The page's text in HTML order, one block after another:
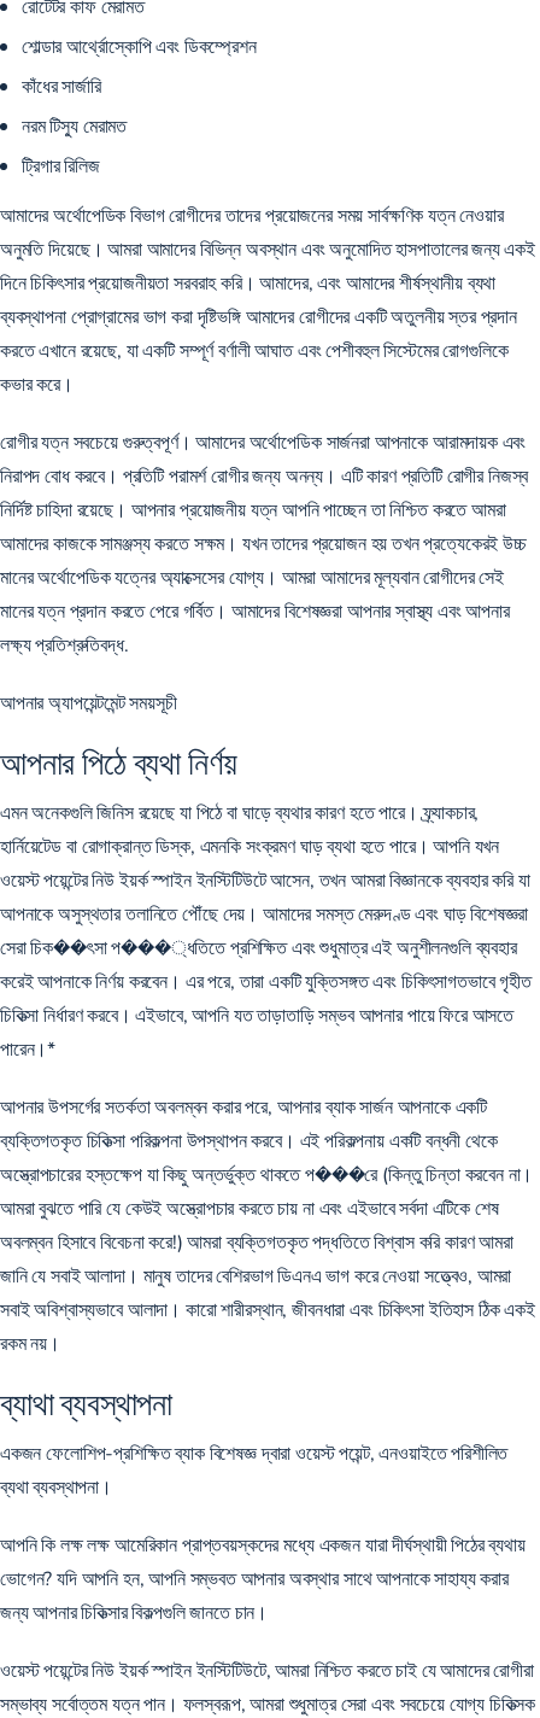
রোটেটর কাফ মেরামত
শোল্ডার আর্থ্রোস্কোপি এবং ডিকম্প্রেশন
কাঁধের সার্জারি
নরম টিস্যু মেরামত
ট্রিগার রিলিজ
আমাদের অর্থোপেডিক বিভাগ রোগীদের তাদের প্রয়োজনের সময় সার্বক্ষণিক যত্ন নেওয়ার
অনুমতি দিয়েছে। আমরা আমাদের বিভিন্ন অবস্থান এবং অনুমোদিত হাসপাতালের জন্য একই
দিনে চিকিৎসার প্রয়োজনীয়তা সরবরাহ করি। আমাদের, এবং আমাদের শীর্ষস্থানীয় ব্যথা
ব্যবস্থাপনা প্রোগ্রামের ভাগ করা দৃষ্টিভঙ্গি আমাদের রোগীদের একটি অতুলনীয় স্তর প্রদান
করতে এখানে রয়েছে, যা একটি সম্পূর্ণ বর্ণালী আঘাত এবং পেশীবহুল সিস্টেমের রোগগুলিকে
কভার করে।
রোগীর যত্ন সবচেয়ে গুরুত্বপূর্ণ। আমাদের অর্থোপেডিক সার্জনরা আপনাকে আরামদায়ক এবং
নিরাপদ বোধ করবে। প্রতিটি পরামর্শ রোগীর জন্য অনন্য। এটি কারণ প্রতিটি রোগীর নিজস্ব
নির্দিষ্ট চাহিদা রয়েছে। আপনার প্রয়োজনীয় যত্ন আপনি পাচ্ছেন তা নিশ্চিত করতে আমরা
আমাদের কাজকে সামঞ্জস্য করতে সক্ষম। যখন তাদের প্রয়োজন হয় তখন প্রত্যেকেরই উচ্চ
মানের অর্থোপেডিক যত্নের অ্যাক্সেসের যোগ্য। আমরা আমাদের মূল্যবান রোগীদের সেই
মানের যত্ন প্রদান করতে পেরে গর্বিত। আমাদের বিশেষজ্ঞরা আপনার স্বাস্থ্য এবং আপনার
লক্ষ্য প্রতিশ্রুতিবদ্ধ.
আপনার অ্যাপয়েন্টমেন্ট সময়সূচী
আপনার পিঠে ব্যথা নির্ণয়
এমন অনেকগুলি জিনিস রয়েছে যা পিঠে বা ঘাড়ে ব্যথার কারণ হতে পারে। ফ্র্যাকচার,
হার্নিয়েটেড বা রোগাক্রান্ত ডিস্ক, এমনকি সংক্রমণ ঘাড় ব্যথা হতে পারে। আপনি যখন
ওয়েস্ট পয়েন্টের নিউ ইয়র্ক স্পাইন ইনস্টিটিউটে আসেন, তখন আমরা বিজ্ঞানকে ব্যবহার করি যা
আপনাকে অসুস্থতার তলানিতে পৌঁছে দেয়। আমাদের সমস্ত মেরুদণ্ড এবং ঘাড় বিশেষজ্ঞরা
সেরা চিক��ৎসা প���্ধতিতে প্রশিক্ষিত এবং শুধুমাত্র এই অনুশীলনগুলি ব্যবহার
করেই আপনাকে নির্ণয় করবেন। এর পরে, তারা একটি যুক্তিসঙ্গত এবং চিকিৎসাগতভাবে গৃহীত
চিকিত্সা নির্ধারণ করবে। এইভাবে, আপনি যত তাড়াতাড়ি সম্ভব আপনার পায়ে ফিরে আসতে
পারেন।*
আপনার উপসর্গের সতর্কতা অবলম্বন করার পরে, আপনার ব্যাক সার্জন আপনাকে একটি
ব্যক্তিগতকৃত চিকিত্সা পরিকল্পনা উপস্থাপন করবে। এই পরিকল্পনায় একটি বন্ধনী থেকে
অস্ত্রোপচারের হস্তক্ষেপ যা কিছু অন্তর্ভুক্ত থাকতে প���রে (কিন্তু চিন্তা করবেন না।
আমরা বুঝতে পারি যে কেউই অস্ত্রোপচার করতে চায় না এবং এইভাবে সর্বদা এটিকে শেষ
অবলম্বন হিসাবে বিবেচনা করে!) আমরা ব্যক্তিগতকৃত পদ্ধতিতে বিশ্বাস করি কারণ আমরা
জানি যে সবাই আলাদা। মানুষ তাদের বেশিরভাগ ডিএনএ ভাগ করে নেওয়া সত্ত্বেও, আমরা
সবাই অবিশ্বাস্যভাবে আলাদা। কারো শারীরস্থান, জীবনধারা এবং চিকিৎসা ইতিহাস ঠিক একই
রকম নয়।
ব্যাথা ব্যবস্থাপনা
একজন ফেলোশিপ-প্রশিক্ষিত ব্যাক বিশেষজ্ঞ দ্বারা ওয়েস্ট পয়েন্ট, এনওয়াইতে পরিশীলিত
ব্যথা ব্যবস্থাপনা।
আপনি কি লক্ষ লক্ষ আমেরিকান প্রাপ্তবয়স্কদের মধ্যে একজন যারা দীর্ঘস্থায়ী পিঠের ব্যথায়
ভোগেন? যদি আপনি হন, আপনি সম্ভবত আপনার অবস্থার সাথে আপনাকে সাহায্য করার
জন্য আপনার চিকিত্সার বিকল্পগুলি জানতে চান।
ওয়েস্ট পয়েন্টের নিউ ইয়র্ক স্পাইন ইনস্টিটিউটে, আমরা নিশ্চিত করতে চাই যে আমাদের রোগীরা
সম্ভাব্য সর্বোত্তম যত্ন পান। ফলস্বরূপ, আমরা শুধুমাত্র সেরা এবং সবচেয়ে যোগ্য চিকিত্সক